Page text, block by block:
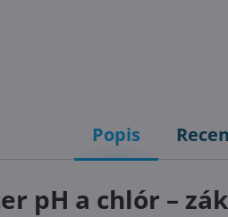
Popis
pH a chlór –